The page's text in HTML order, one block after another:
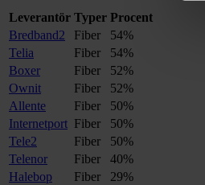
Leverantör Typer Procent
Bredband2
Fiber
54%
Telia
Fiber
54%
Boxer
Fiber
52%
Ownit
Fiber
52%
Allente
Fiber
50%
Internetport Fiber
50%
Tele2
Fiber
50%
Telenor
Fiber
40%
Halebop
Fiber
29%